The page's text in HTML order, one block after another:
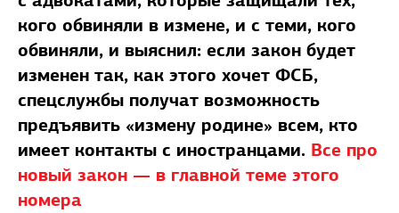
кого обвиняли в измене, и с теми, кого
обвиняли, и выяснил: если закон будет
изменен так, как этого хочет ФСБ,
спецслужбы получат возможность
предъявить «измену родине» всем, кто
имеет контакты с иностранцами. Все про
новый закон — в главной теме этого
номера